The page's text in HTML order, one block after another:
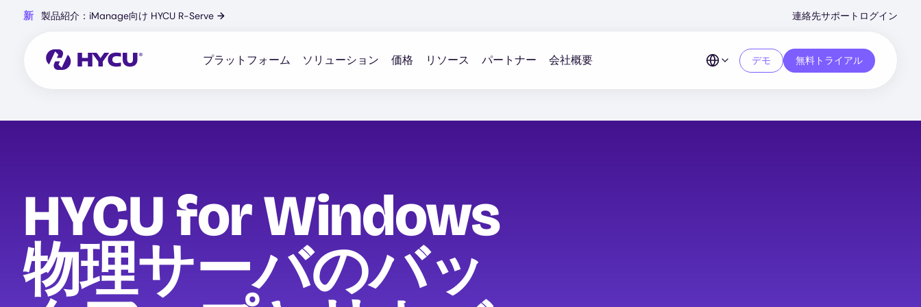
新 製品紹介：iManage向け HYCU R-Serve →
Menu
連絡先サポート ログイン
プラットフォーム ソリューション 価格 リソース パートナー 会社概要 デモ 無料トライアル
HYCU for Windows
物理サーバのバッ